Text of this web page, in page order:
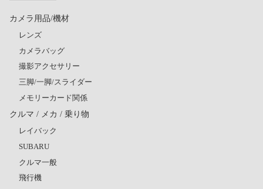
カメラ用品/機材
レンズ
カメラバッグ
撮影アクセサリー
三脚/一脚/スライダー
メモリーカード関係
クルマ / メカ / 乗り物
レイバック
SUBARU
クルマ一般
飛行機